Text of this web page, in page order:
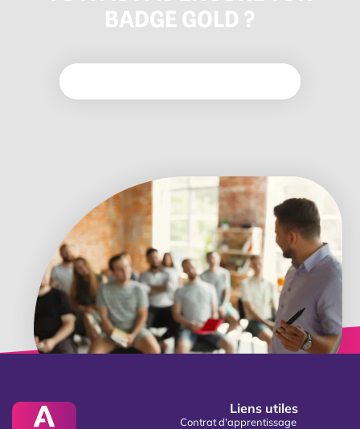
BADGE GOLD ?
Liens utiles
Contrat d'apprentissage